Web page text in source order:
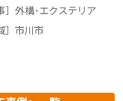
外構･エクステリア
市川市